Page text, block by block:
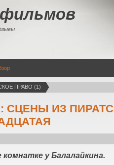
ПРАВО (1)
СЦЕНЫ ИЗ
у Балалайкина.